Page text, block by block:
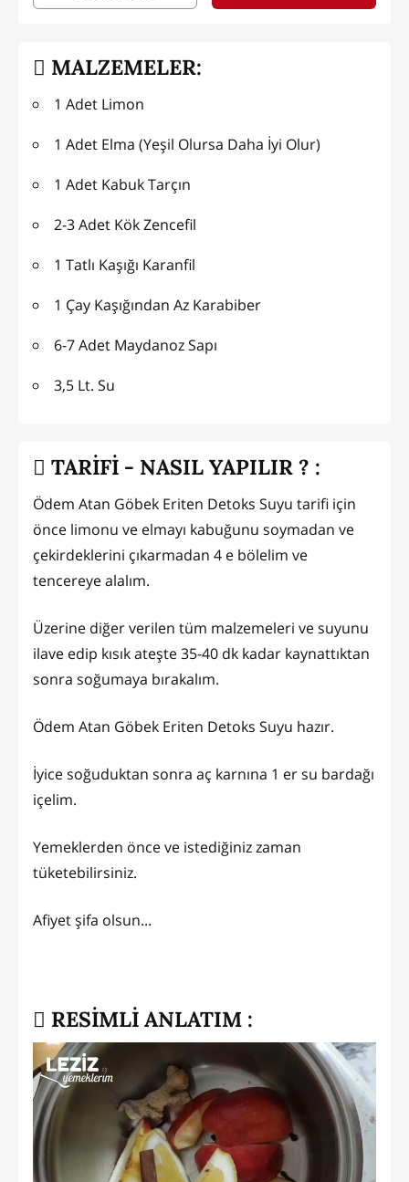
MALZEMELER:
1 Adet Limon
1 Adet Elma (Yeşil Olursa Daha İyi Olur)
1 Adet Kabuk Tarçın
2-3 Adet Kök Zencefil
1 Tatlı Kaşığı Karanfil
1 Çay Kaşığından Az Karabiber
6-7 Adet Maydanoz Sapı
3,5 Lt. Su
TARİFİ - NASIL YAPILIR ? :
Ödem Atan Göbek Eriten Detoks Suyu tarifi için
önce limonu ve elmayı kabuğunu soymadan ve
çekirdeklerini çıkarmadan 4 e bölelim ve
tencereye alalım.
Üzerine diğer verilen tüm malzemeleri ve suyunu
ilave edip kısık ateşte 35-40 dk kadar kaynattıktan
sonra soğumaya bırakalım.
Ödem Atan Göbek Eriten Detoks Suyu hazır.
İyice soğuduktan sonra aç karnına 1 er su bardağı
içelim.
Yemeklerden önce ve istediğiniz zaman
tüketebilirsiniz.
Afiyet şifa olsun...
RESİMLİ ANLATIM :